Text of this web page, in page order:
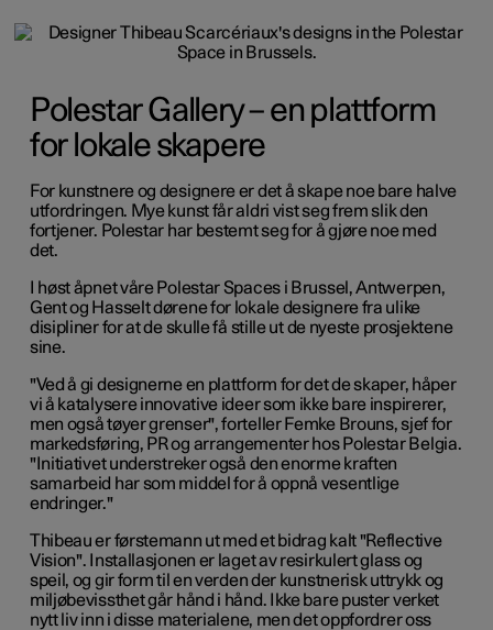
Polestar Gallery – en plattform
for lokale skapere
For kunstnere og designere er det å skape noe bare halve
utfordringen. Mye kunst får aldri vist seg frem slik den
fortjener. Polestar har bestemt seg for å gjøre noe med
det.
I høst åpnet våre Polestar Spaces i Brussel, Antwerpen,
Gent og Hasselt dørene for lokale designere fra ulike
disipliner for at de skulle få stille ut de nyeste prosjektene
sine.
"Ved å gi designerne en plattform for det de skaper, håper
vi å katalysere innovative ideer som ikke bare inspirerer,
men også tøyer grenser", forteller Femke Brouns, sjef for
markedsføring, PR og arrangementer hos Polestar Belgia.
"Initiativet understreker også den enorme kraften
samarbeid har som middel for å oppnå vesentlige
endringer."
Thibeau er førstemann ut med et bidrag kalt "Reflective
Vision". Installasjonen er laget av resirkulert glass og
speil, og gir form til en verden der kunstnerisk uttrykk og
miljøbevissthet går hånd i hånd. Ikke bare puster verket
nytt liv inn i disse materialene, men det oppfordrer oss